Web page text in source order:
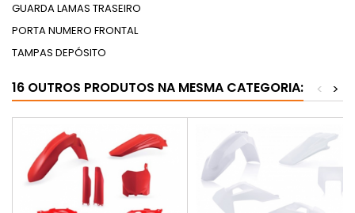
GUARDA LAMAS TRASEIRO
PORTA NUMERO FRONTAL
TAMPAS DEPÓSITO
16 OUTROS PRODUTOS NA MESMA CATEGORIA: >
<